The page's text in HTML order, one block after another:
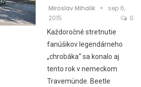
Miroslav Mihalik
sep 6,
2015
0
Každoročné stretnutie
fanúšikov legendárneho
„chrobáka“ sa konalo aj
tento rok v nemeckom
Travemünde. Beetle